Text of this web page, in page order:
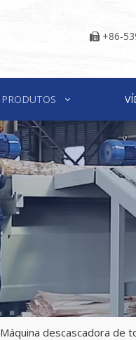
 +86-
PRODUTOS
Máquina descascadora de